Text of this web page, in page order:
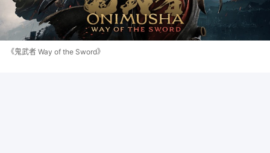
《鬼武者 Way of the Sword》